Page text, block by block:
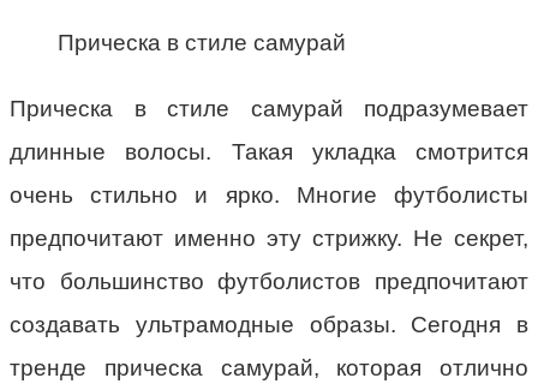
Прическа в стиле самурай
Прическа в стиле самурай подразумевает
длинные волосы. Такая укладка смотрится
очень стильно и ярко. Многие футболисты
предпочитают именно эту стрижку. Не секрет,
что большинство футболистов предпочитают
создавать ультрамодные образы. Сегодня в
тренде прическа самурай, которая отлично